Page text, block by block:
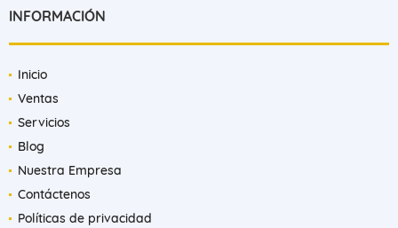
INFORMACIÓN
Inicio
Ventas
Servicios
Blog
Nuestra Empresa
Contáctenos